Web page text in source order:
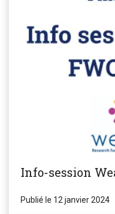
Info-session
Publié le 12 janvier 2024